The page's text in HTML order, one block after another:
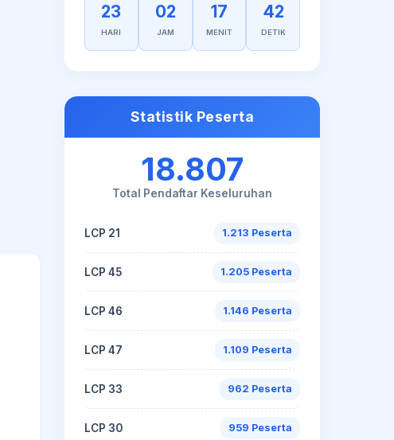
23
HARI
02
JAM
17
MENIT
41
DETIK
Statistik Peserta
18.807
Total Pendaftar Keseluruhan
LCP 21 1.213 Peserta
LCP 45 1.205 Peserta
LCP 46 1.146 Peserta
LCP 47 1.109 Peserta
LCP 33 962 Peserta
LCP 30 959 Peserta